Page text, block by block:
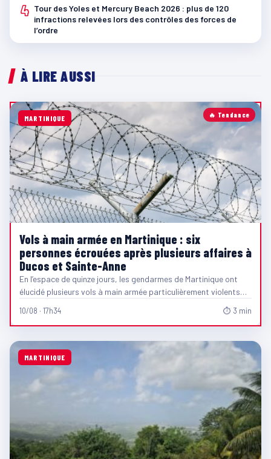
4 Tour des Yoles et Mercury Beach 2026 : plus de 120
infractions relevées lors des contrôles des forces de
l’ordre
À LIRE AUSSI
🔥 Tendance
MARTINIQUE
Vols à main armée en Martinique : six
personnes écrouées après plusieurs affaires à
Ducos et Sainte-Anne
En l’espace de quinze jours, les gendarmes de Martinique ont
élucidé plusieurs vols à main armée particulièrement violents…
10/08 · 17h34 ⏱ 3 min
MARTINIQUE